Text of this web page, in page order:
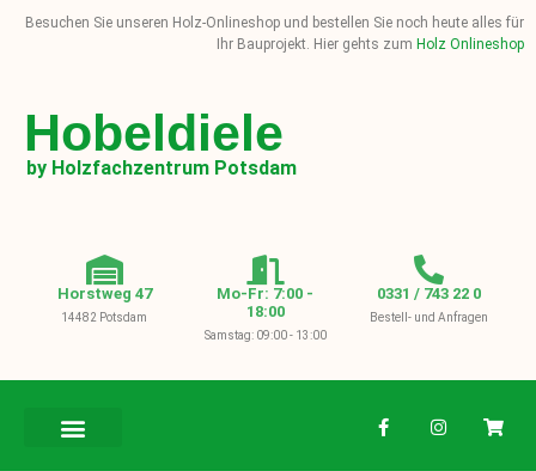
Besuchen Sie unseren Holz-Onlineshop und bestellen Sie noch heute alles für
Ihr Bauprojekt. Hier gehts zum Holz Onlineshop
Hobeldiele
by Holzfachzentrum Potsdam
Horstweg 47
14482 Potsdam
Mo-Fr: 7:00 -
18:00
Samstag: 09:00 - 13:00
0331 / 743 22 0
Bestell- und Anfragen